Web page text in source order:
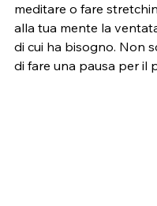
meditare o fare
alla tua mente la
di cui ha bisogno. Non
di fare una pausa per il